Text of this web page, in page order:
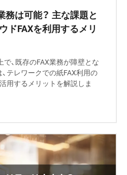
務は可能？ 主な課題と
ドFAXを利用するメリ
、既存のFAX業務が障壁とな
テレワークでの紙FAX利用の
用するメリットを解説しま